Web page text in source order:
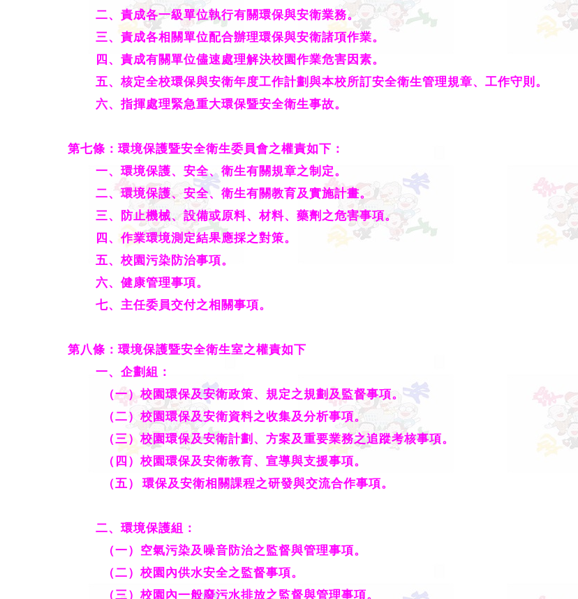
二、責成各一級單位執行有關環保與安衛業務。
三、責成各相關單位配合辦理環保與安衛諸項作業。
四、責成有關單位儘速處理解決校園作業危害因素。
五、核定全校環保與安衛年度工作計劃與本校所訂安全衛生管理規章、工作守則。
六、指揮處理緊急重大環保暨安全衛生事故。
第七條：環境保護暨安全衛生委員會之權責如下：
一、環境保護、安全、衛生有關規章之制定。
二、環境保護、安全、衛生有關教育及實施計畫。
三、防止機械、設備或原料、材料、藥劑之危害事項。
四、作業環境測定結果應採之對策。
五、校園污染防治事項。
六、健康管理事項。
七、主任委員交付之相關事項。
第八條：環境保護暨安全衛生室之權責如下
一、 企劃組：
（一）校園環保及安衛政策、規定之規劃及監督事項。
（二）校園環保及安衛資料之收集及分析事項。
（三）校園環保及安衛計劃、方案及重要業務之追蹤考核事項。
（四）校園環保及安衛教育、宣導與支援事項。
（五）
環保及安衛相關課程之研發與交流合作事項。
二、 環境保護組：
（一）空氣污染及噪音防治之監督與管理事項。
（二）校園內供水安全之監督事項。
（三）校園內一般廢污水排放之監督與管理事項。